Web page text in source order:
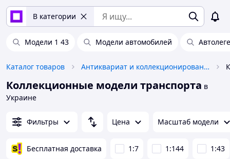
В категории
Модели 1 43 Модели автомобилей
Каталог товаров Антиквариат и коллекционирование
Коллекционные модели транспорта в
Украине
Фильтры Цена Масштаб модели
Бесплатная доставка 1:7 1:144 1:43